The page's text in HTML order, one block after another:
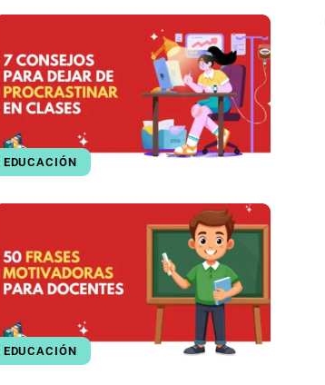
EDUCACIÓN
EDUCACIÓN